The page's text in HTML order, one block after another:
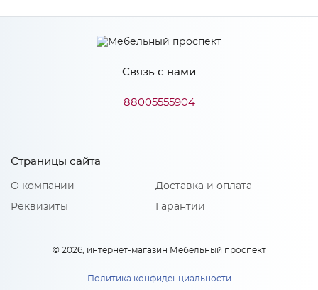
Производитель МиФ
Связь с нами
88005555904
Страницы сайта
О компании
Реквизиты
Доставка и оплата
Гарантии
© 2026, интернет-магазин Мебельный проспект
Политика конфиденциальности